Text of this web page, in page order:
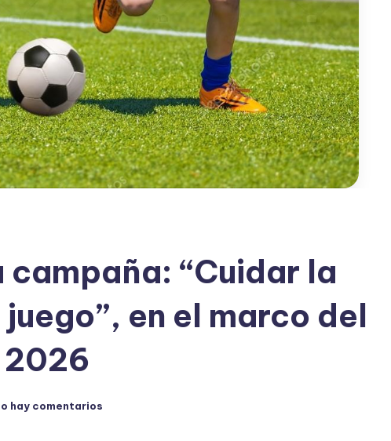
“Cuidar la
en el marco del
hay comentarios